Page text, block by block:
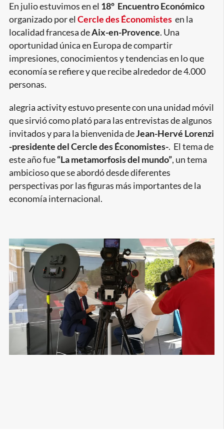
En julio estuvimos en el 18º Encuentro Económico
organizado por el Cercle des Économistes en la
localidad francesa deAix-en-Provence. Una
oportunidad única en Europa de compartir
impresiones, conocimientos y tendencias en lo que
economía se refiere y que recibe alrededor de 4.000
personas.
alegria activity estuvo presente con una unidad móvil
que sirvió como plató para las entrevistas de algunos
invitados y para la bienvenida deJean-Hervé Lorenzi
-presidente del Cercle des Économistes-. El tema de
este año fue“La metamorfosis del mundo”, un tema
ambicioso que se abordó desde diferentes
perspectivas por las figuras más importantes de la
economía internacional.